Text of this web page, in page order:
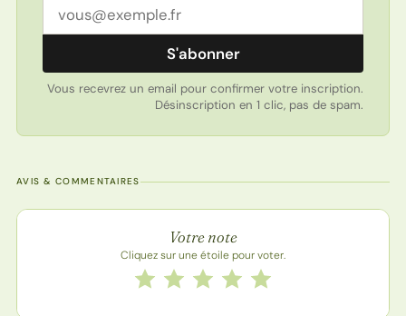
Adresse email
S'abonner
Vous recevrez un email pour confirmer votre inscription.
Désinscription en 1 clic, pas de spam.
AVIS & COMMENTAIRES
Note de la recette
Votre note
Cliquez sur une étoile pour voter.
Notez cette recette de 1 à 5 étoiles
5 étoiles
4 étoiles
3 étoiles
2 étoiles
1 étoile